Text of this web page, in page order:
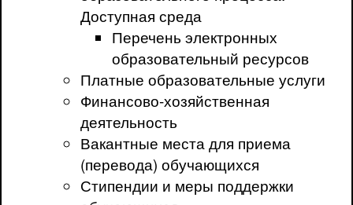
Доступная среда
Перечень электронных
образовательный ресурсов
Платные образовательные услуги
Финансово-хозяйственная
деятельность
Вакантные места для приема
(перевода) обучающихся
Стипендии и меры поддержки